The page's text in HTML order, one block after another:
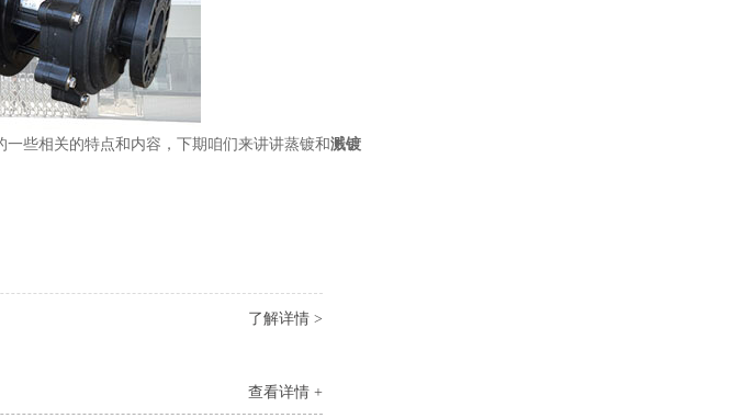
一些相关的特点和内容，下期咱们来讲讲蒸镀和溅镀
了解详情 >
查看详情 +